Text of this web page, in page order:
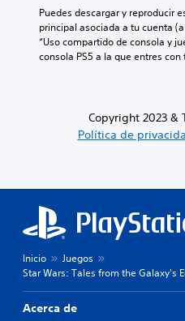
Puedes descargar y reproducir
principal asociada a tu cuenta
“Uso compartido de consola y
consola PS5 a la que entres
Copyright 2023 &
Política de
Inicio
Juegos
Star Wars: Tales from the Galaxy's
Acerca de